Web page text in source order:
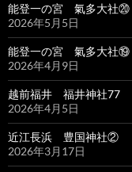
能登一の宮 氣多大社⑳
2026年5月5日
能登一の宮 氣多大社⑲
2026年4月9日
越前福井 福井神社77
2026年4月5日
近江長浜 豊国神社②
2026年3月17日